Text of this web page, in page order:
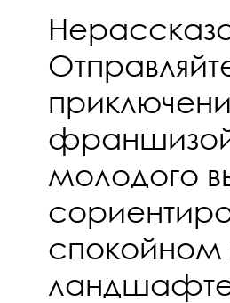
франшизой
молодого
спокойном